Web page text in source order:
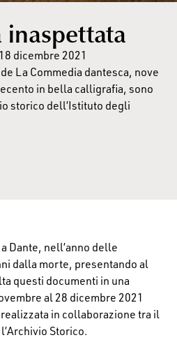
dicembre 2021
La Commedia dantesca, nove
in bella calligrafia, sono
storico dell’Istituto degli
Dante, nell’anno delle
dalla morte, presentando al
questi documenti in una
al 28 dicembre 2021
in collaborazione tra il
Storico.